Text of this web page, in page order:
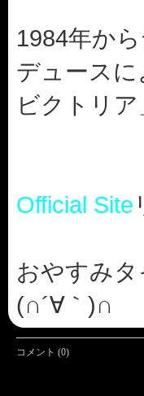
1984年か
デュース
ビクトリ
Official Site
おやすみ
(∩´∀｀)∩
コメント (0)